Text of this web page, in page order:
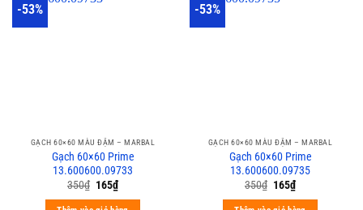
-53%
GẠCH 60×60 MÀU ĐẬM – MARBAL
Gạch 60×60 Prime
13.600600.09733
350₫ 165₫
-53%
GẠCH 60×60 MÀU ĐẬM – MARBAL
Gạch 60×60 Prime
13.600600.09735
350₫ 165₫